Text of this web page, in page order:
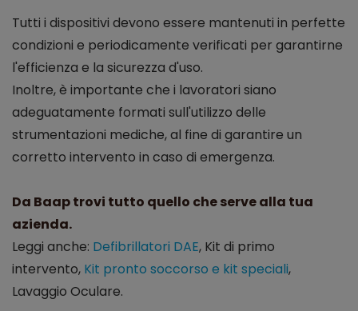
Tutti i dispositivi devono essere mantenuti in perfette
condizioni e periodicamente verificati per garantirne
l'efficienza e la sicurezza d'uso.
Inoltre, è importante che i lavoratori siano
adeguatamente formati sull'utilizzo delle
strumentazioni mediche, al fine di garantire un
corretto intervento in caso di emergenza.
Da Baap trovi tutto quello che serve alla tua
azienda.
Leggi anche: Defibrillatori DAE, Kit di primo
intervento, Kit pronto soccorso e kit speciali,
Lavaggio Oculare.